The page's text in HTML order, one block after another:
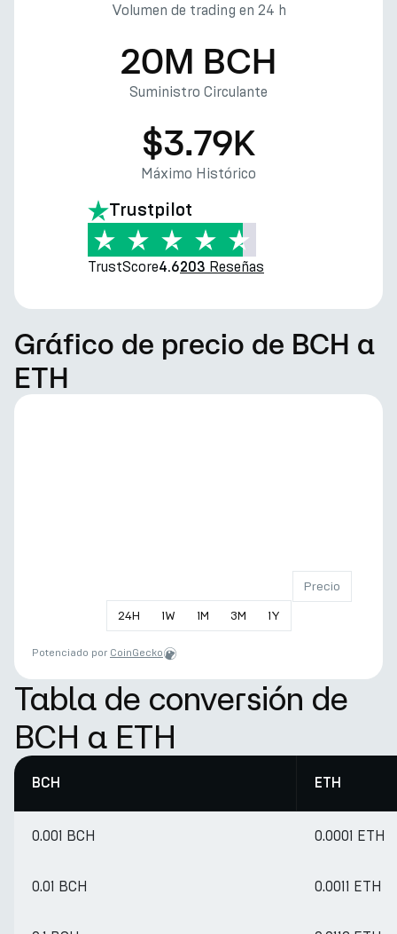
Volumen de trading en 24 h
20M BCH
Suministro Circulante
$3.79K
Máximo Histórico
Trustpilot
TrustScore4.6203 Reseñas
Gráfico de precio de BCH a
ETH
24H 1W 1M 3M 1Y
Precio
Potenciado por CoinGecko
Tabla de conversión de
BCH a ETH
BCH ETH
0.001 BCH 0.0001 ETH
0.01 BCH 0.0011 ETH